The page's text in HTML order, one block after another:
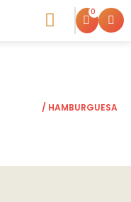
0
/ HAMBURGUESA